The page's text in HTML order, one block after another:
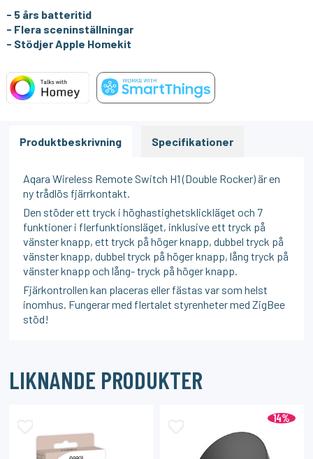
- 5 års batteritid
- Flera sceninställningar
- Stödjer Apple Homekit
Produktbeskrivning Specifikationer
Aqara Wireless Remote Switch H1 (Double Rocker) är en
ny trådlös fjärrkontakt.
Den stöder ett tryck i höghastighetsklickläget och 7
funktioner i flerfunktionsläget, inklusive ett tryck på
vänster knapp, ett tryck på höger knapp, dubbel tryck på
vänster knapp, dubbel tryck på höger knapp, lång tryck på
vänster knapp och lång- tryck på höger knapp.
Fjärkontrollen kan placeras eller fästas var som helst
inomhus. Fungerar med flertalet styrenheter med ZigBee
stöd!
LIKNANDE PRODUKTER
14%